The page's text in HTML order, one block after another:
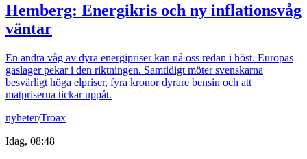
Hemberg: Energikris och ny inflationsvåg
väntar
En andra våg av dyra energipriser kan nå oss redan i höst. Europas
gaslager pekar i den riktningen. Samtidigt möter svenskarna
besvärligt höga elpriser, fyra kronor dyrare bensin och att
matpriserna tickar uppåt.
nyheter/Troax
Idag, 08:48